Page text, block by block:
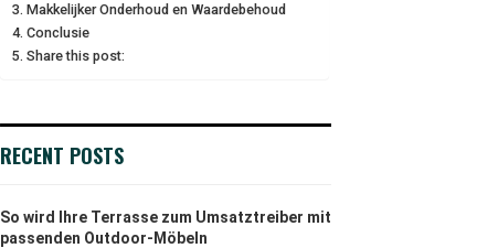
Makkelijker Onderhoud en Waardebehoud
Conclusie
Share this post:
RECENT POSTS
So wird Ihre Terrasse zum Umsatztreiber mit
passenden Outdoor-Möbeln